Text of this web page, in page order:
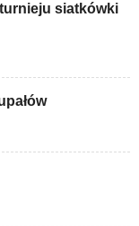
turnieju siatkówki